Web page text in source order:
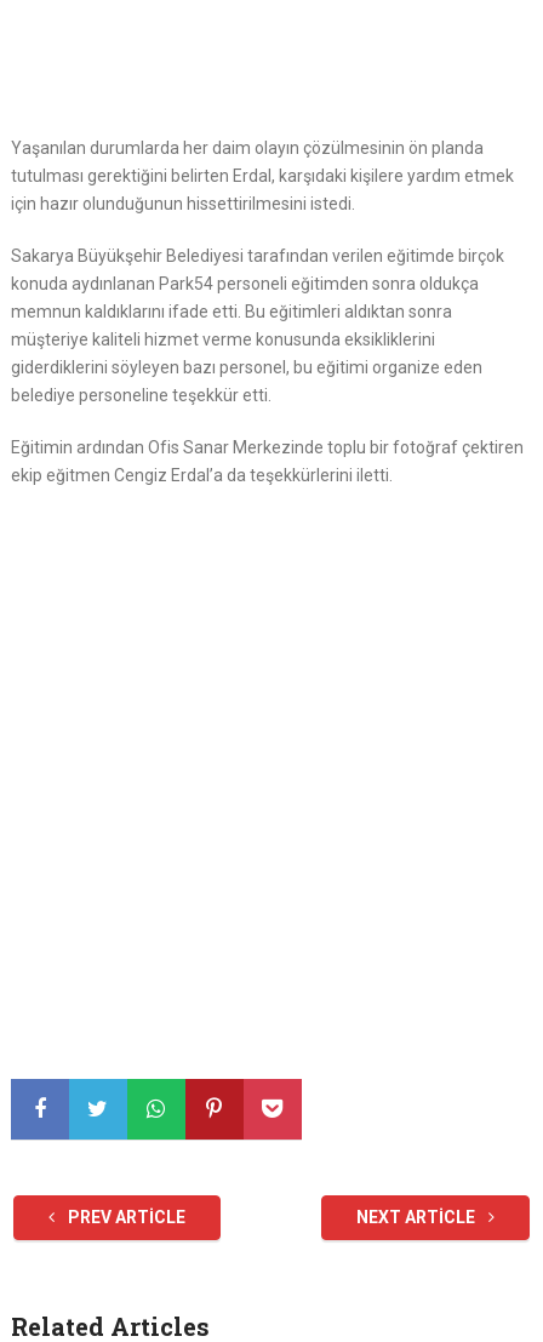
Yaşanılan durumlarda her daim olayın çözülmesinin ön planda
tutulması gerektiğini belirten Erdal, karşıdaki kişilere yardım etmek
için hazır olunduğunun hissettirilmesini istedi.
Sakarya Büyükşehir Belediyesi tarafından verilen eğitimde birçok
konuda aydınlanan Park54 personeli eğitimden sonra oldukça
memnun kaldıklarını ifade etti. Bu eğitimleri aldıktan sonra
müşteriye kaliteli hizmet verme konusunda eksikliklerini
giderdiklerini söyleyen bazı personel, bu eğitimi organize eden
belediye personeline teşekkür etti.
Eğitimin ardından Ofis Sanar Merkezinde toplu bir fotoğraf çektiren
ekip eğitmen Cengiz Erdal’a da teşekkürlerini iletti.
PREV ARTICLE NEXT ARTICLE
Related Articles